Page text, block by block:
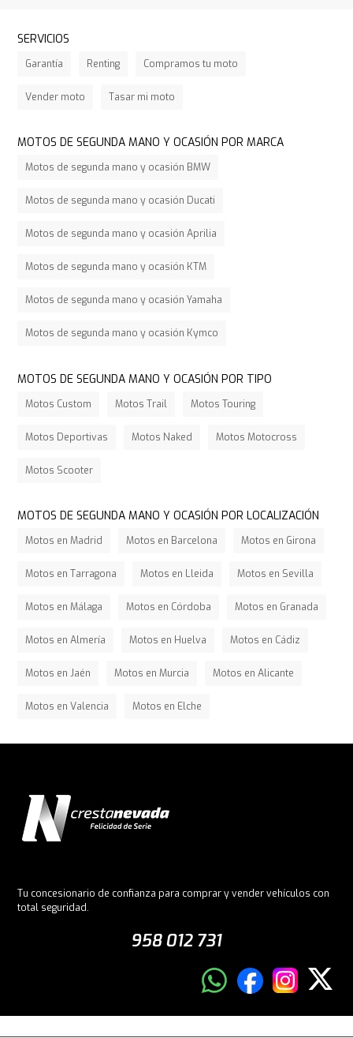
SERVICIOS
Garantía Renting Compramos tu moto
Vender moto Tasar mi moto
MOTOS DE SEGUNDA MANO Y OCASIÓN POR MARCA
Motos de segunda mano y ocasión BMW
Motos de segunda mano y ocasión Ducati
Motos de segunda mano y ocasión Aprilia
Motos de segunda mano y ocasión KTM
Motos de segunda mano y ocasión Yamaha
Motos de segunda mano y ocasión Kymco
MOTOS DE SEGUNDA MANO Y OCASIÓN POR TIPO
Motos Custom Motos Trail Motos Touring
Motos Deportivas Motos Naked Motos Motocross
Motos Scooter
MOTOS DE SEGUNDA MANO Y OCASIÓN POR LOCALIZACIÓN
Motos en Madrid Motos en Barcelona Motos en Girona
Motos en Tarragona Motos en Lleida Motos en Sevilla
Motos en Málaga Motos en Córdoba Motos en Granada
Motos en Almería Motos en Huelva Motos en Cádiz
Motos en Jaén Motos en Murcia Motos en Alicante
Motos en Valencia Motos en Elche
Tu concesionario de confianza para comprar y vender vehículos con
total seguridad.
958 012 731